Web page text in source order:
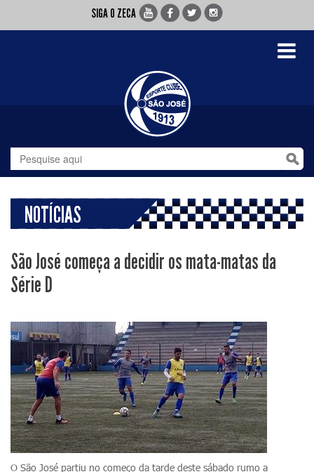
SIGA O ZECA
Toggle
NOTÍCIAS
São José começa a decidir os mata-matas da
Série D
O São José partiu no começo da tarde deste sábado rumo a